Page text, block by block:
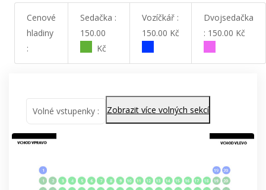
Cenové
hladiny
:
Sedačka :
150.00
Kč
Vozíčkář :
150.00 Kč
Dvojsedačka
: 150.00 Kč
Volné vstupenky : Zobrazit více volných sekcí